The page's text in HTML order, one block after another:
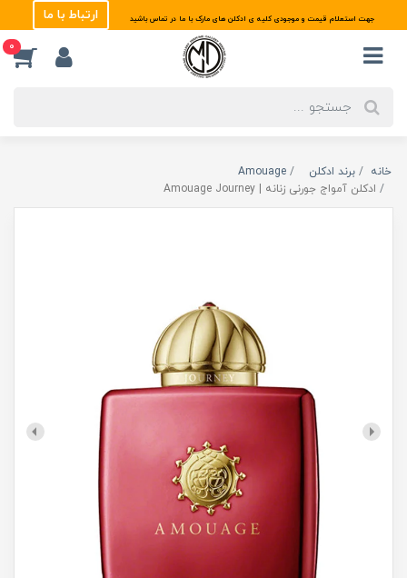
جهت استعلام قیمت و موجودی کلیه ی ادکلن های مارک با ما در تماس باشید ارتباط با ما
0
خانه برند ادکلن
Amouage
ادکلن آمواج جورنی زنانه | Amouage Journey